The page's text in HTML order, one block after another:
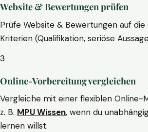
Website & Bewertungen prüfen
Prüfe Website & Bewertungen auf
Kriterien (Qualifikation, seriöse
3
Online-Vorbereitung vergleichen
Vergleiche mit einer flexiblen Online-
z. B. MPU Wissen, wenn du
lernen willst.